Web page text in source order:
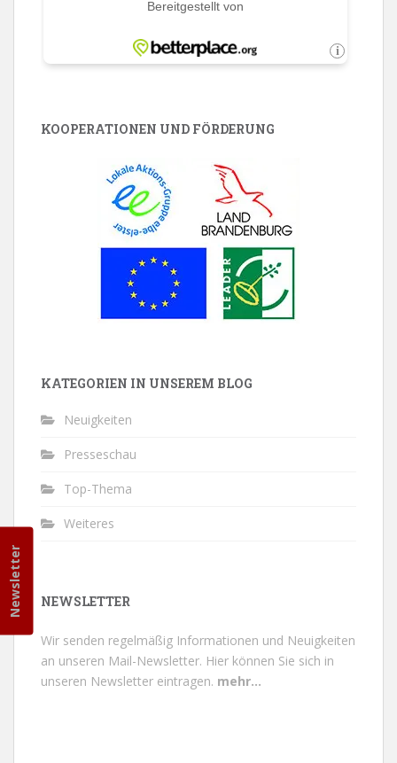
KOOPERATIONEN UND FÖRDERUNG
KATEGORIEN IN UNSEREM BLOG
Neuigkeiten
Presseschau
Top-Thema
Weiteres
NEWSLETTER
Newsletter
Wir senden regelmäßig Informationen und Neuigkeiten
an unseren Mail-Newsletter. Hier können Sie sich in
unseren Newsletter eintragen. mehr...